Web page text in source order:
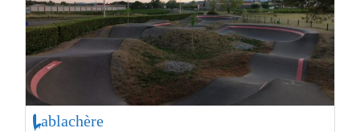
bowl est peu pentu donc adapté aux
debutants.
Lablachère